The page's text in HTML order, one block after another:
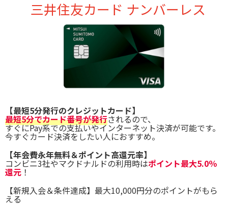
三井住友カード ナンバーレス
【最短5分発行のクレジットカード】
最短5分でカード番号が発行されるので、
すぐにPay系での支払いやインターネット決済が可能です。
今すぐカード決済をしたい人におすすめ。
【年会費永年無料＆ポイント高還元率】
コンビニ3社やマクドナルドの利用時はポイント最大5.0％
還元 ！
【新規入会＆条件達成】最大10,000円分のポイントがもら
える